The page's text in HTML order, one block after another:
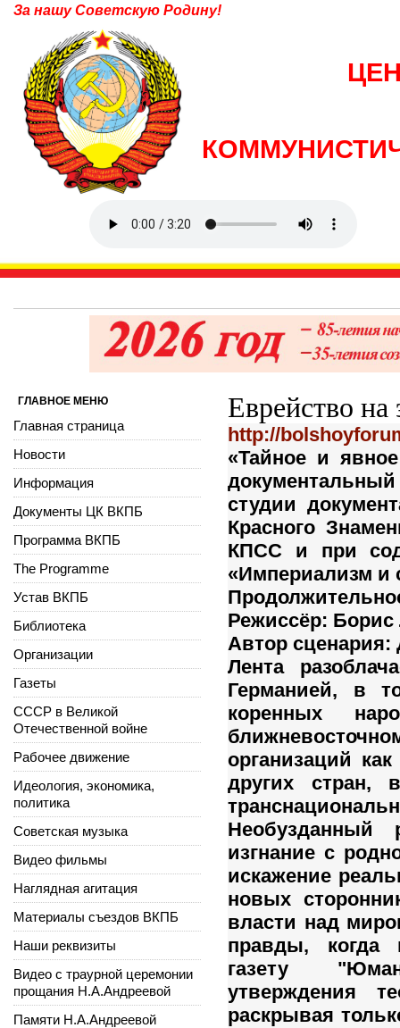
За нашу Советскую Родину!
Еврейство
http://
«Тайное и
студии
Красного
КПСС и при
«Империализм и
Режиссёр: Борис
Автор сценария:
Лента
Германией, в
коренных
организаций
других стран,
Необузданный
изгнание с
искажение
новых
власти над
правды, когда
газету
утверждения
раскрывая
ГЛАВНОЕ МЕНЮ
Главная страница
Новости
Информация
Документы ЦК ВКПБ
Программа ВКПБ
The Programme
Устав ВКПБ
Библиотека
Организации
Газеты
СССР в Великой
Отечественной войне
Рабочее движение
Идеология, экономика,
политика
Советская музыка
Видео фильмы
Наглядная агитация
Материалы съездов ВКПБ
Наши реквизиты
Видео с траурной церемонии
прощания Н.А.Андреевой
Памяти Н.А.Андреевой